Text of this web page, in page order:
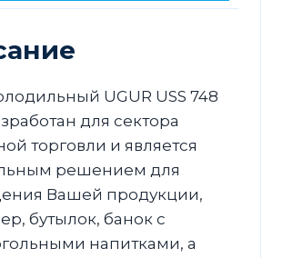
UGUR USS 748
для сектора
торговли и является
решением для
Вашей продукции,
бутылок, банок с
напитками, а